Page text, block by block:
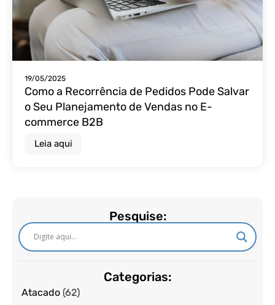
19/05/2025
Como a Recorrência de Pedidos Pode Salvar
o Seu Planejamento de Vendas no E-
commerce B2B
Leia aqui
Pesquise:
Categorias:
Atacado (62)